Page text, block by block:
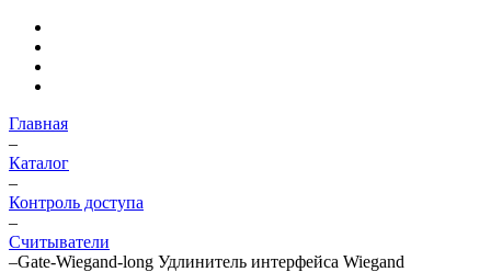
Главная
–
Каталог
–
Контроль доступа
–
Считыватели
–Gate-Wiegand-long Удлинитель интерфейса Wiegand